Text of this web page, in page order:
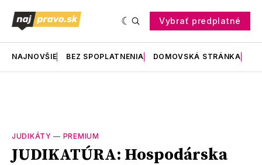
Vybrať predplatné
NAJNOVŠIE BEZ SPOPLATNENIA DOMOVSKÁ STRÁNKA
JUDIKÁTY — PREMIUM
JUDIKATÚRA: Hospodárska